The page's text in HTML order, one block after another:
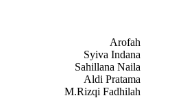
Arofah
Syiva Indana
Sahillana Naila
Aldi Pratama
M.Rizqi Fadhilah